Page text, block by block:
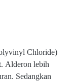
Chloride)
Alderon lebih
Sedangkan